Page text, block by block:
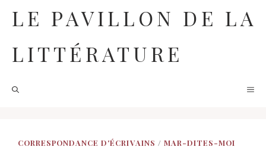
contenu
LE PAVILLON DE LA
LITTÉRATURE
CORRESPONDANCE D'ÉCRIVAINS / MAR-DITES-MOI